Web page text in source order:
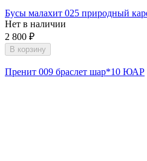
Бусы малахит 025 природный
Нет в наличии
2 800 ₽
В корзину
Пренит 009 браслет шар*10 ЮАР